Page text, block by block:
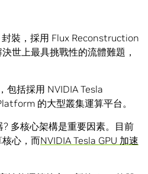
封裝，採用 Flux Reconstruction
世上最具挑戰性的流體難題，
包括採用 NVIDIA Tesla
的大型叢集運算平台。
? 多核心架構是重要因素。目前
心，而NVIDIA Tesla GPU 加速